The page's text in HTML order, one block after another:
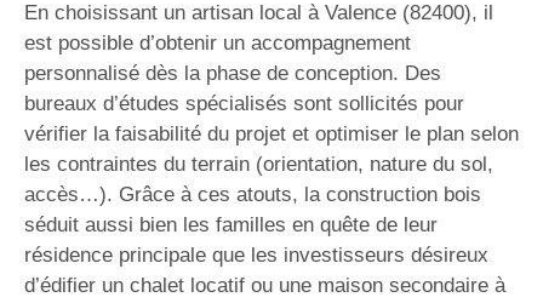
En choisissant un artisan local à Valence (82400), il
est possible d’obtenir un accompagnement
personnalisé dès la phase de conception. Des
bureaux d’études spécialisés sont sollicités pour
vérifier la faisabilité du projet et optimiser le plan selon
les contraintes du terrain (orientation, nature du sol,
accès…). Grâce à ces atouts, la construction bois
séduit aussi bien les familles en quête de leur
résidence principale que les investisseurs désireux
d’édifier un chalet locatif ou une maison secondaire à